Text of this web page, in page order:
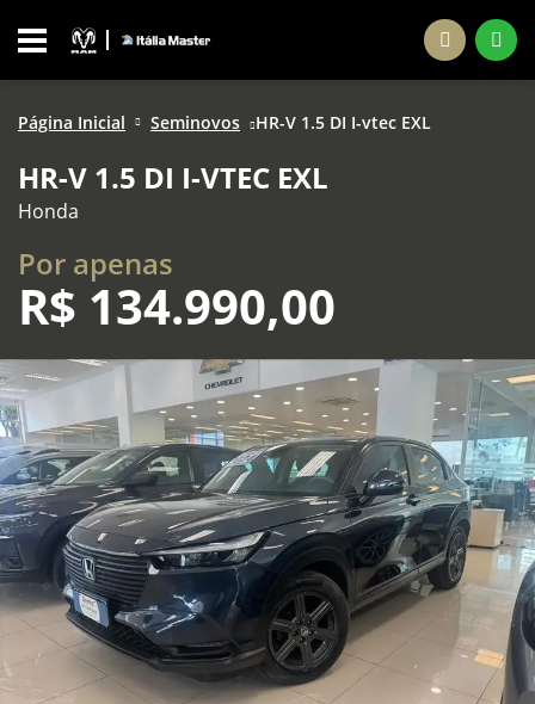
Página Inicial Seminovos HR-V 1.5 DI I-vtec EXL
HR-V 1.5 DI I-VTEC EXL
Honda
Por apenas
R$ 134.990,00